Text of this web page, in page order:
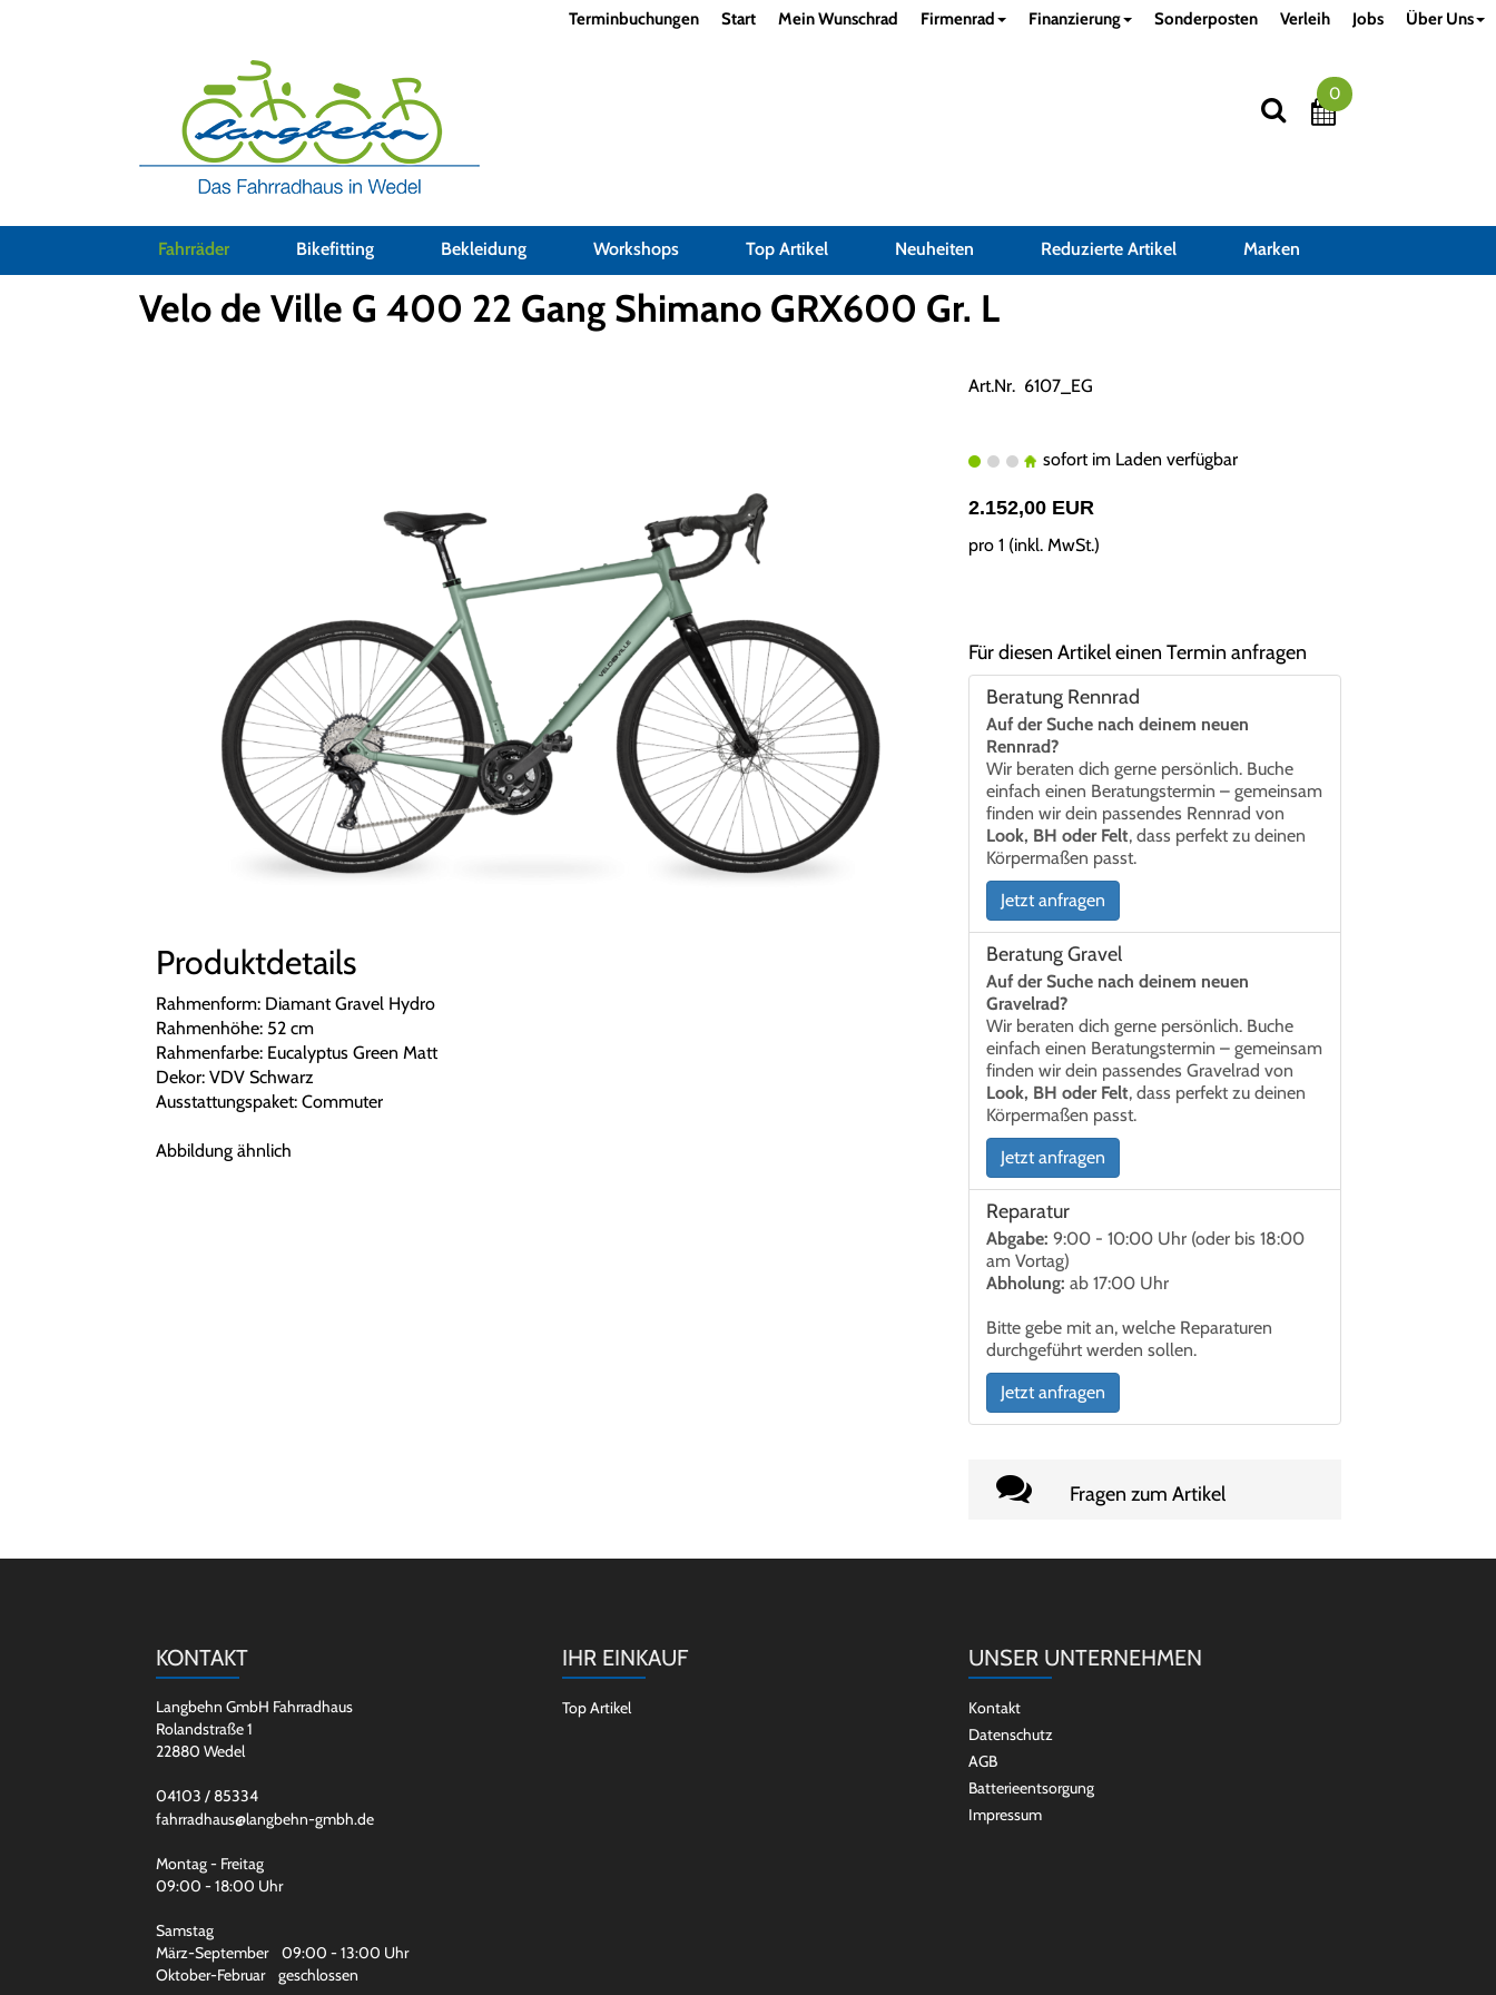
Terminbuchungen Start Mein Wunschrad Firmenrad Finanzierung Sonderposten Verleih Jobs Über Uns
0
Fahrräder Bikefitting Bekleidung Workshops Top Artikel Neuheiten Reduzierte Artikel Marken
Fahrräder Gravel-Bikes
Velo de Ville G 400 22 Gang Shimano GRX600 Gr. L
Produktdetails
Rahmenform: Diamant Gravel Hydro
Rahmenhöhe: 52 cm
Rahmenfarbe: Eucalyptus Green Matt
Dekor: VDV Schwarz
Ausstattungspaket: Commuter
Abbildung ähnlich
Art.Nr. 6107_EG
sofort im Laden verfügbar
2.152,00 EUR
pro 1 (inkl. MwSt.)
Für diesen Artikel einen Termin anfragen
Beratung Rennrad
Auf der Suche nach deinem neuen
Rennrad?
Wir beraten dich gerne persönlich. Buche
einfach einen Beratungstermin – gemeinsam
finden wir dein passendes Rennrad von
Look, BH oder Felt, dass perfekt zu deinen
Körpermaßen passt.
Jetzt anfragen
Beratung Gravel
Auf der Suche nach deinem neuen
Gravelrad?
Wir beraten dich gerne persönlich. Buche
einfach einen Beratungstermin – gemeinsam
finden wir dein passendes Gravelrad von
Look, BH oder Felt, dass perfekt zu deinen
Körpermaßen passt.
Jetzt anfragen
Reparatur
Abgabe: 9:00 - 10:00 Uhr (oder bis 18:00
am Vortag)
Abholung: ab 17:00 Uhr
Bitte gebe mit an, welche Reparaturen
durchgeführt werden sollen.
Jetzt anfragen
Fragen zum Artikel
KONTAKT
Langbehn GmbH Fahrradhaus
Rolandstraße 1
22880 Wedel
04103 / 85334
fahrradhaus@langbehn-gmbh.de
Montag - Freitag
09:00 - 18:00 Uhr
Samstag
März-September 09:00 - 13:00 Uhr
Oktober-Februar geschlossen
IHR EINKAUF
Top Artikel
UNSER UNTERNEHMEN
Kontakt
Datenschutz
AGB
Batterieentsorgung
Impressum